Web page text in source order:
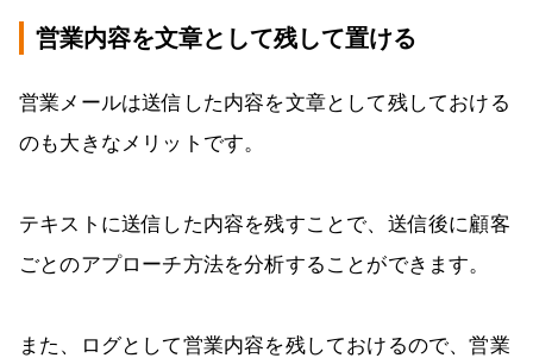
営業内容を文章として残して置ける
営業メールは送信した内容を文章として残しておける
のも大きなメリットです。
テキストに送信した内容を残すことで、送信後に顧客
ごとのアプローチ方法を分析することができます。
また、ログとして営業内容を残しておけるので、営業